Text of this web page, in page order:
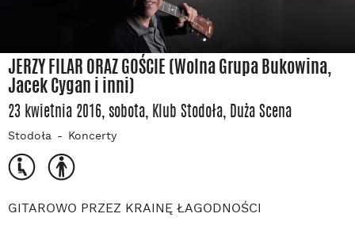
JERZY FILAR ORAZ GOŚCIE (Wolna Grupa Bukowina,
Jacek Cygan i inni)
23 kwietnia 2016, sobota, Klub Stodoła, Duża Scena
Stodoła Koncerty
GITAROWO PRZEZ KRAINĘ ŁAGODNOŚCI